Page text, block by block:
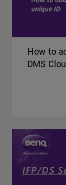
How to
DMS